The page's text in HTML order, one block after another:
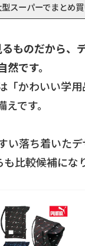
型スーパーでまとめ
ものだから、
です。
「かわいい学
です。
い落ち着いた
も比較候補にな